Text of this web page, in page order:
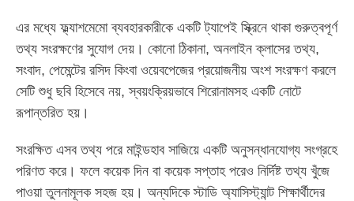
এর মধ্যে ফ্ল্যাশমেমো ব্যবহারকারীকে একটি ট্যাপেই স্ক্রিনে থাকা গুরুত্বপূর্ণ
তথ্য সংরক্ষণের সুযোগ দেয়। কোনো ঠিকানা, অনলাইন ক্লাসের তথ্য,
সংবাদ, পেমেন্টের রসিদ কিংবা ওয়েবপেজের প্রয়োজনীয় অংশ সংরক্ষণ করলে
সেটি শুধু ছবি হিসেবে নয়, স্বয়ংক্রিয়ভাবে শিরোনামসহ একটি নোটে
রূপান্তরিত হয়।
সংরক্ষিত এসব তথ্য পরে মাইন্ডহাব সাজিয়ে একটি অনুসন্ধানযোগ্য সংগ্রহে
পরিণত করে। ফলে কয়েক দিন বা কয়েক সপ্তাহ পরেও নির্দিষ্ট তথ্য খুঁজে
পাওয়া তুলনামূলক সহজ হয়। অন্যদিকে স্টাডি অ্যাসিস্ট্যান্ট শিক্ষার্থীদের